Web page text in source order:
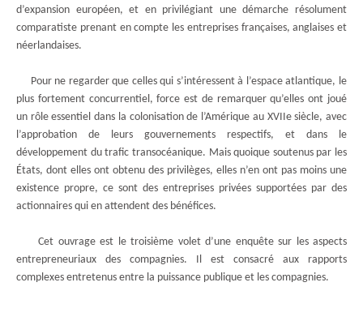
d’expansion européen, et en privilégiant une démarche résolument
comparatiste prenant en compte les entreprises françaises, anglaises et
néerlandaises.
Pour ne regarder que celles qui s’intéressent à l’espace atlantique, le
plus fortement concurrentiel, force est de remarquer qu’elles ont joué
un rôle essentiel dans la colonisation de l’Amérique au XVIIe siècle, avec
l’approbation de leurs gouvernements respectifs, et dans le
développement du trafic transocéanique. Mais quoique soutenus par les
États, dont elles ont obtenu des privilèges, elles n’en ont pas moins une
existence propre, ce sont des entreprises privées supportées par des
actionnaires qui en attendent des bénéfices.
Cet ouvrage est le troisième volet d’une enquête sur les aspects
entrepreneuriaux des compagnies. Il est consacré aux rapports
complexes entretenus entre la puissance publique et les compagnies.